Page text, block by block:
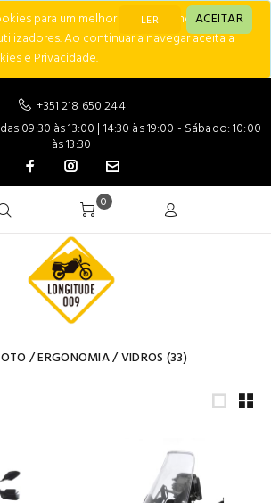
para um melhor desempenho e
Ao continuar a navegar aceita a
e Privacidade.
LER ACEITAR
+351 218 650 244
09:30 às 13:00 | 14:30 às 19:00 - Sábado: 10:00
às 13:30
0
/ERGONOMIA/VIDROS (33)